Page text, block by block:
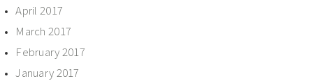
April 2017
March 2017
February 2017
January 2017